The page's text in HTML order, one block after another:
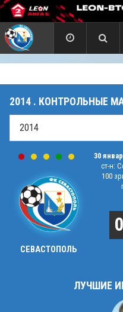
2014 . КОНТРОЛЬНЫЕ
СЕВАСТОПОЛЬ
30
ст-н:
100
ЛУЧШИЕ